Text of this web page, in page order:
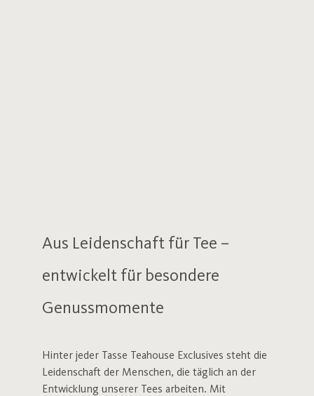
Aus Leidenschaft für Tee –
entwickelt für besondere
Genussmomente
Hinter jeder Tasse Teahouse Exclusives steht die
Leidenschaft der Menschen, die täglich an der
Entwicklung unserer Tees arbeiten. Mit